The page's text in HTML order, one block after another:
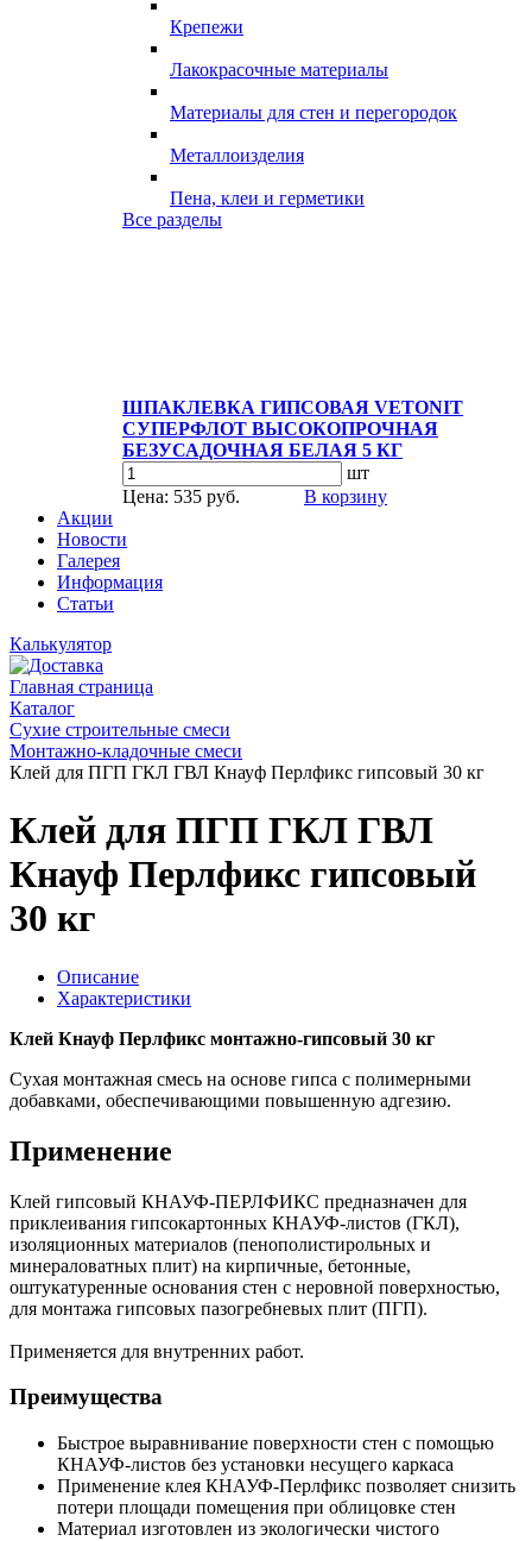
Крепежи
Лакокрасочные материалы
Материалы для стен и перегородок
Металлоизделия
Пена, клеи и герметики
Все разделы
ШПАКЛЕВКА ГИПСОВАЯ VETONIT
СУПЕРФЛОТ ВЫСОКОПРОЧНАЯ
БЕЗУСАДОЧНАЯ БЕЛАЯ 5 КГ
шт
Цена: 535 руб.
В корзину
Акции
Новости
Галерея
Информация
Статьи
Калькулятор
Главная страница
Каталог
Сухие строительные смеси
Монтажно-кладочные смеси
Клей для ПГП ГКЛ ГВЛ Кнауф Перлфикс гипсовый 30 кг
Клей для ПГП ГКЛ ГВЛ
Кнауф Перлфикс гипсовый
30 кг
Описание
Характеристики
Клей Кнауф Перлфикс монтажно-гипсовый 30 кг
Сухая монтажная смесь на основе гипса с полимерными
добавками, обеспечивающими повышенную адгезию.
Применение
Клей гипсовый КНАУФ-ПЕРЛФИКС предназначен для
приклеивания гипсокартонных КНАУФ-листов (ГКЛ),
изоляционных материалов (пенополистирольных и
минераловатных плит) на кирпичные, бетонные,
оштукатуренные основания стен с неровной поверхностью,
для монтажа гипсовых пазогребневых плит (ПГП).
Применяется для внутренних работ.
Преимущества
Быстрое выравнивание поверхности стен с помощью
КНАУФ-листов без установки несущего каркаса
Применение клея КНАУФ-Перлфикс позволяет снизить
потери площади помещения при облицовке стен
Материал изготовлен из экологически чистого